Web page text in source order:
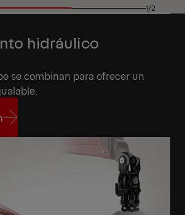
1/2
hidráulico
se combinan para ofrecer un